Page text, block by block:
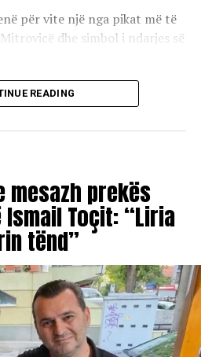
për vite një nga pikat më të
dhe simbol i ndarjes së
READING
mesazh prekës
Toçit: “Liria
tënd”